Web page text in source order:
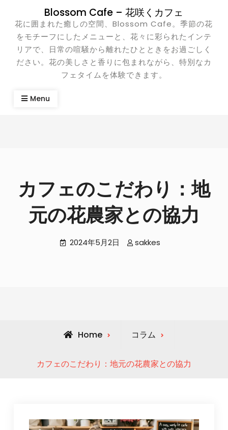
content
Blossom Cafe – 花咲くカフェ
花に囲まれた癒しの空間、Blossom Cafe。季節の花
をモチーフにしたメニューと、花々に彩られたインテ
リアで、日常の喧騒から離れたひとときをお過ごしく
ださい。花の美しさと香りに包まれながら、特別なカ
フェタイムを体験できます。
Menu
カフェのこだわり：地
元の花農家との協力
2024年5月2日 sakkes
Home コラム
カフェのこだわり：地元の花農家との協力